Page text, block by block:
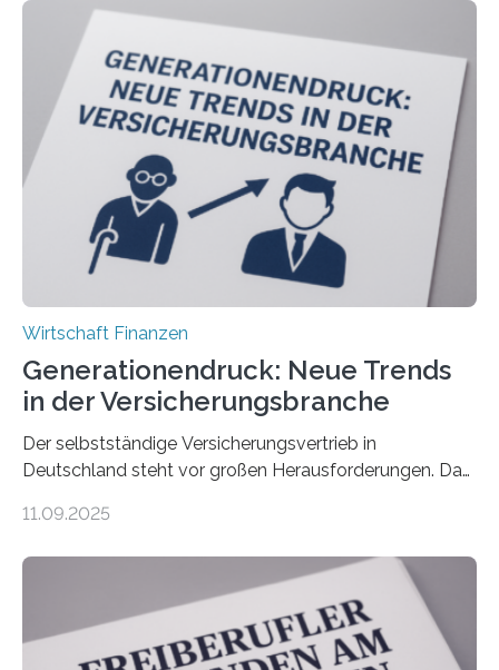
Wirtschaft Finanzen
Generationendruck: Neue Trends
in der Versicherungsbranche
Der selbstständige Versicherungsvertrieb in
Deutschland steht vor großen Herausforderungen. Das
Dr. Matthias Beenken und Prof. Dr. Lukas Linnenbrink
Bundesverbands Deutscher Versicherungskaufleute e.V.
durchgeführt haben. Die Studie basiert auf den
Antworten von 1.440 selbstständigen
Versicherungsvertreter*innen und -makler*innen. Ein
11.09.2025